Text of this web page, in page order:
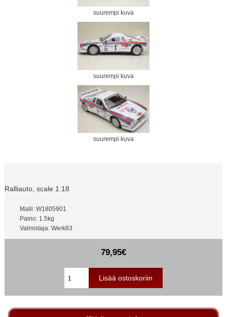
suurempi kuva
suurempi kuva
suurempi kuva
Ralliauto, scale 1:18
Malli: W1805901
Paino: 1.5kg
Valmistaja: Werk83
79,95€